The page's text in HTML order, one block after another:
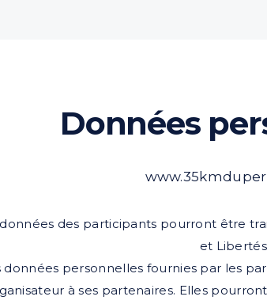
Données
des participants pourront être
et
données personnelles fournies par les
à ses partenaires. Elles